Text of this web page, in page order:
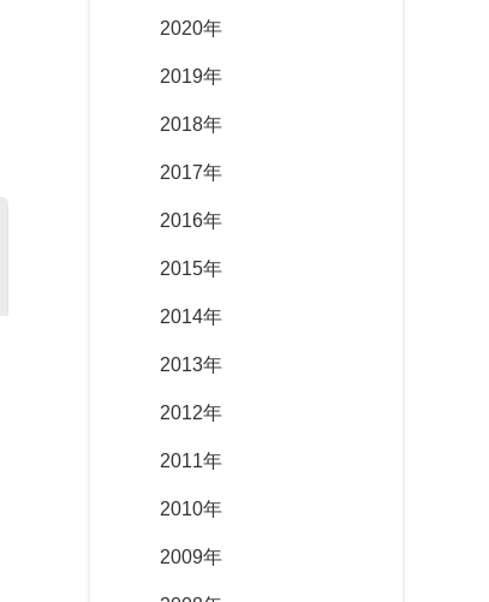
2020年
2019年
2018年
2017年
2016年
2015年
2014年
2013年
2012年
2011年
2010年
2009年